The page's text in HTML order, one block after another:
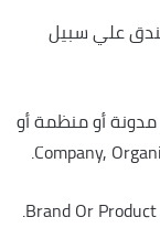
علي سبيل
أو منظمة أو